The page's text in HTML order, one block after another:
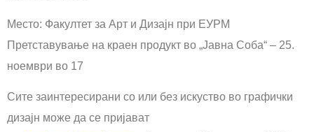
Место: Факултет за Арт и Дизајн при ЕУРМ
Претставување на краен продукт во „Јавна Соба“ – 25.
ноември во 17
Сите заинтересирани со или без искуство во графички
дизајн може да се пријават